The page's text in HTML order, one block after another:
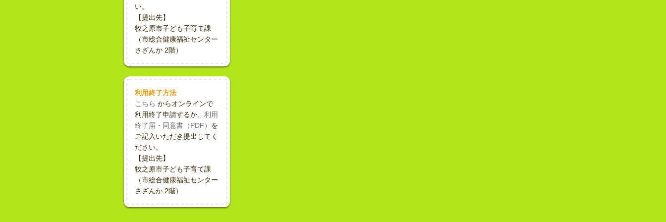
い。
【提出先】
牧之原市子ども子育て課
（市総合健康福祉センター
さざんか 2階）
利用終了方法
こちら からオンラインで
利用終了申請するか、 利用
終了届・同意書（PDF） を
ご記入いただき提出してく
ださい。
【提出先】
牧之原市子ども子育て課
（市総合健康福祉センター
さざんか 2階）